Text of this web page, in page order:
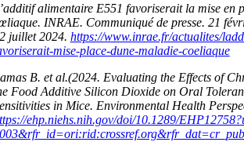
alimentaire E551 favoriserait la mise en
INRAE. Communiqué de presse. 21
juillet 2024. https://www.inrae.fr/actualites/
mise-place-dune-maladie-coeliaque
B. et al.(2024. Evaluating the Effects of
Food Additive Silicon Dioxide on Oral
in Mice. Environmental Health
ehp.niehs.nih.gov/doi/10.1289/